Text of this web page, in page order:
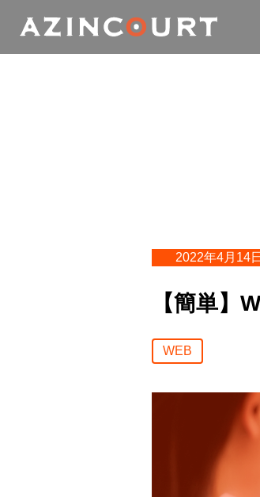
2022年4月14日
【簡単】
WEB